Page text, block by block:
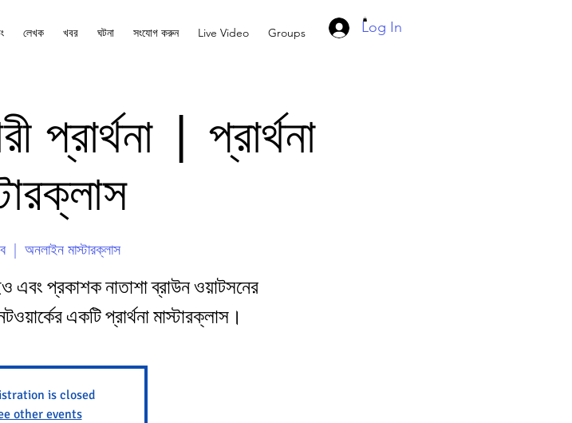
লেখক খবর ঘটনা সংযোগ করুন Live Video Groups Log In
প্রার্থনা | প্রার্থনা
অনলাইন মাস্টারক্লাস
এবং প্রকাশক নাতাশা ব্রাউন ওয়াটসনের
একটি প্রার্থনা মাস্টারক্লাস।
is closed
other events